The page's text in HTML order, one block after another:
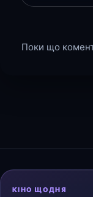
Поки що
КІНО ЩОДНЯ